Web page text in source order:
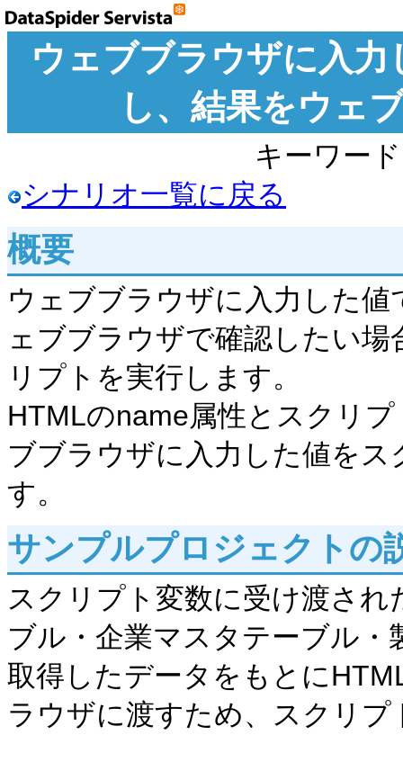
ウェブブラウザに入
し、結果をウェ
キーワー
シナリオ一覧に戻る
概要
ウェブブラウザに入力した
ェブブラウザで確認したい
リプトを実行します。
HTMLのname属性とスクリ
ブブラウザに入力した値を
す。
サンプルプロジェクトの
スクリプト変数に受け渡さ
ブル・企業マスタテーブル
取得したデータをもとに
ラウザに渡すため、スクリ